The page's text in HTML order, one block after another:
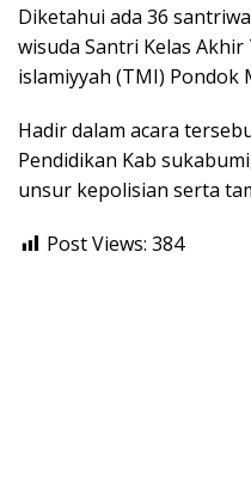
Diketahui ada 36
wisuda Santri Kelas
islamiyyah (TMI) Pondok
Hadir dalam acara
Pendidikan Kab
unsur kepolisian serta
Post Views: 384